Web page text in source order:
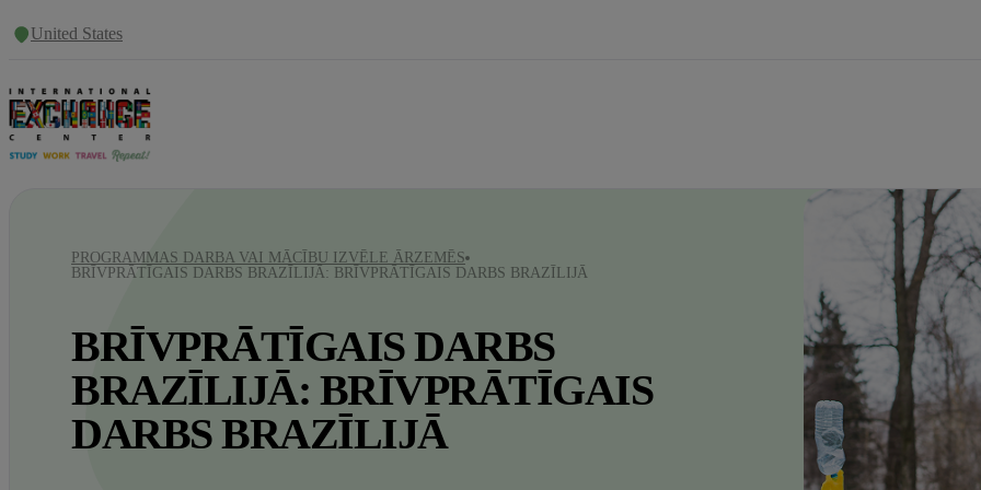
United States
PROGRAMMAS DARBA VAI MĀCĪBU IZVĒLE ĀRZEMĒS
BRĪVPRĀTĪGAIS DARBS BRAZĪLIJĀ: BRĪVPRĀTĪGAIS DARBS BRAZĪLIJĀ
BRĪVPRĀTĪGAIS DARBS
BRAZĪLIJĀ: BRĪVPRĀTĪGAIS
DARBS BRAZĪLIJĀ